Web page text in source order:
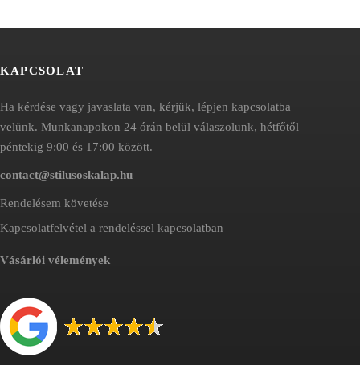
KAPCSOLAT
Ha kérdése vagy javaslata van, kérjük, lépjen kapcsolatba
velünk. Munkanapokon 24 órán belül válaszolunk, hétfőtől
péntekig 9:00 és 17:00 között.
contact@stilusoskalap.hu
Rendelésem követése
Kapcsolatfelvétel a rendeléssel kapcsolatban
Vásárlói vélemények